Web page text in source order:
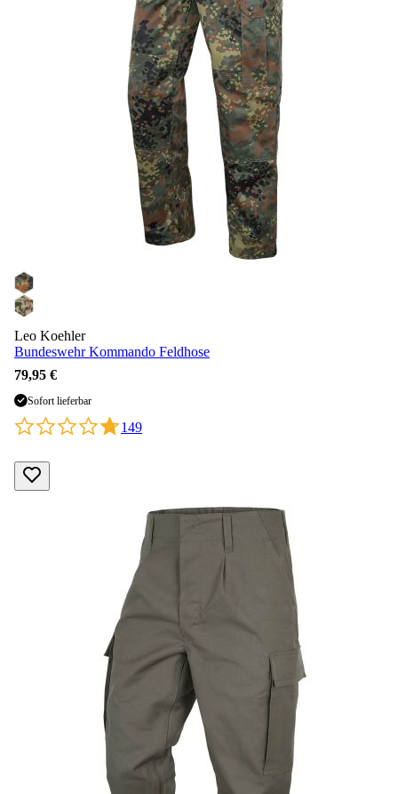
Leo Koehler
Bundeswehr Kommando Feldhose
79,95 €
Sofort lieferbar
149